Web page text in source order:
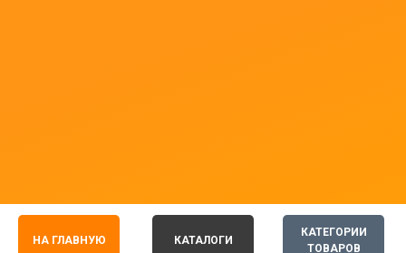
КАТЕГОРИИ
ТОВАРОВ
НА ГЛАВНУЮ КАТАЛОГИ